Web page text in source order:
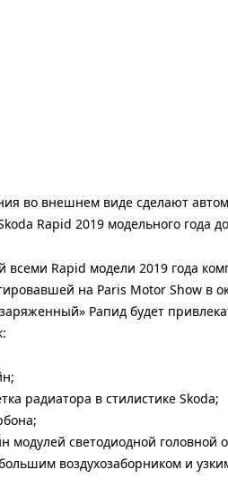
во внешнем виде сделают
Rapid 2019 модельного
всеми Rapid модели 2019 года
на Paris Motor Show в
Рапид будет
радиатора в стилистике Skoda;
модулей светодиодной головной
воздухозаборником и